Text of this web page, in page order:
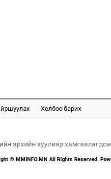
Холбоо барих
эрхийн хуулиар
© MMINFO.MN All Rights Reserved.